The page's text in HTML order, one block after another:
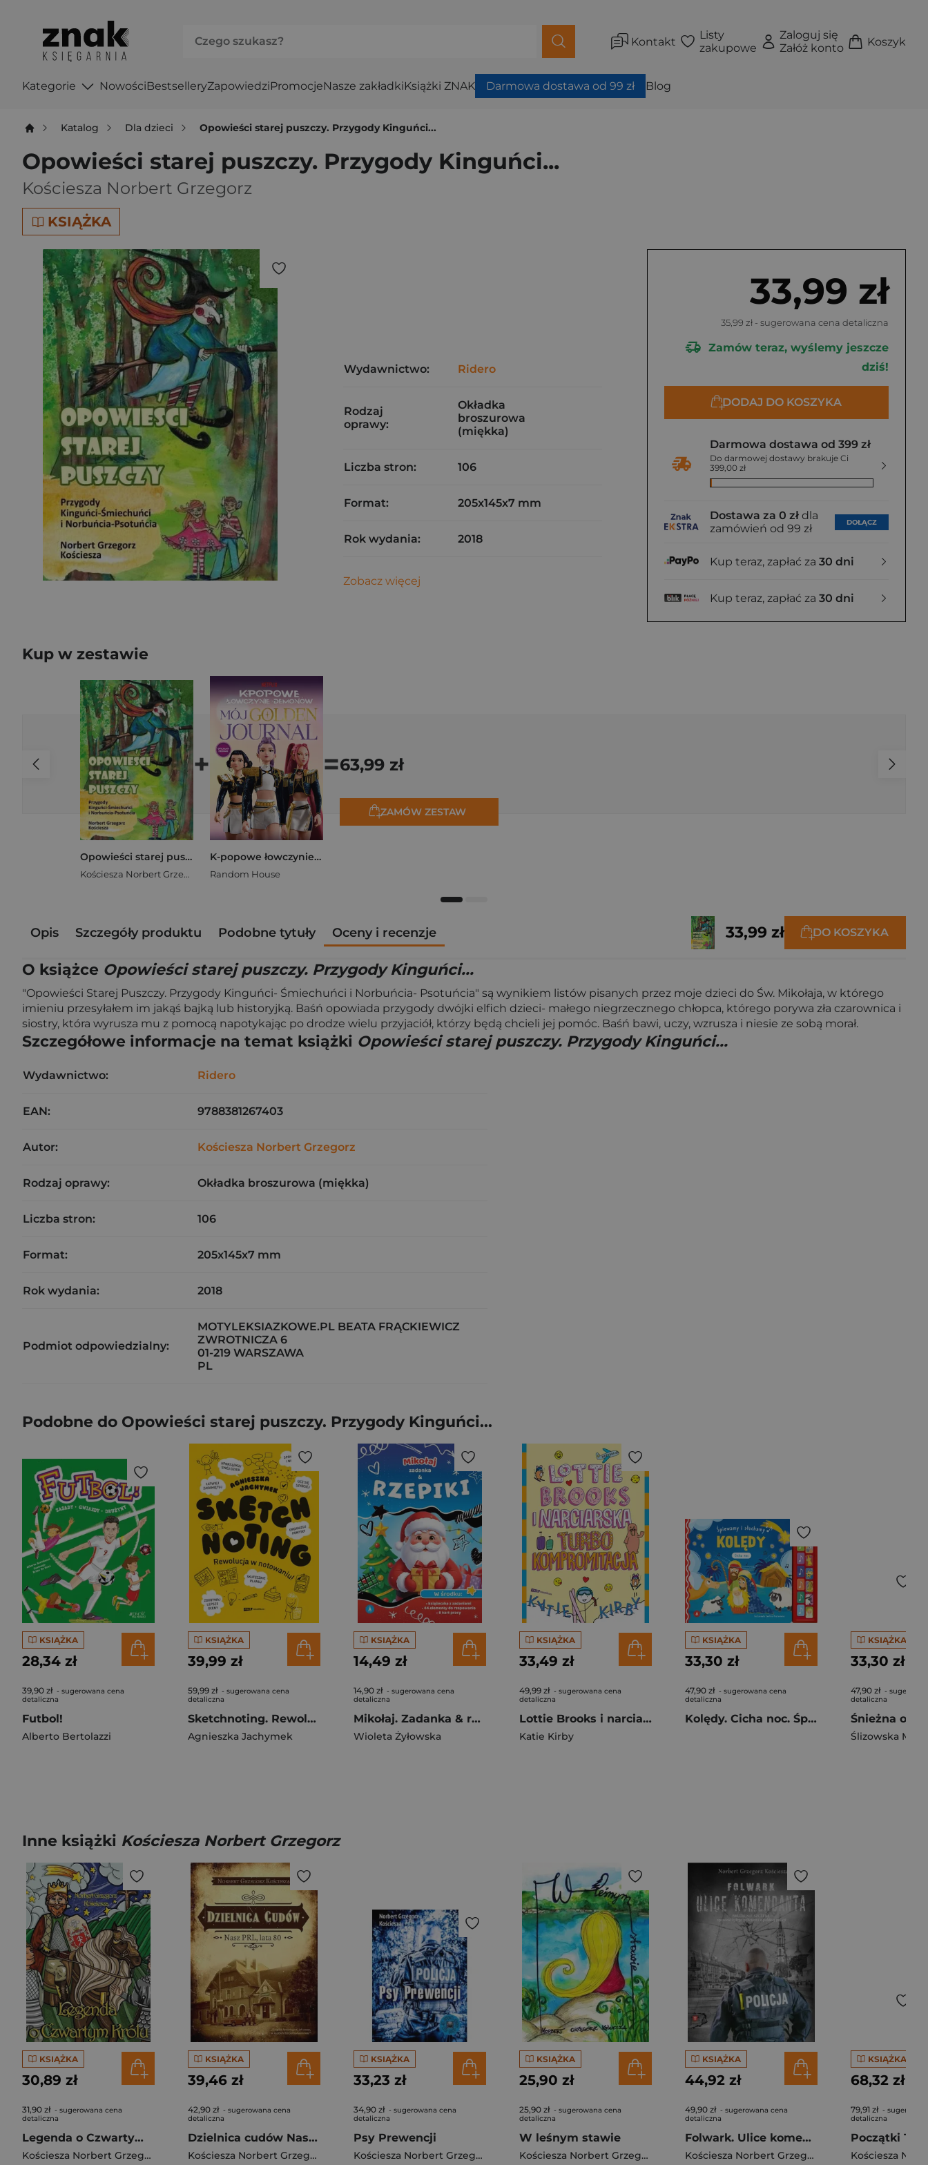
Kontakt
Listy
zakupowe
Zaloguj się
Załóż konto
Koszyk
Kategorie NowościBestselleryZapowiedziPromocjeNasze zakładkiKsiążki ZNAK Darmowa dostawa od 99 zł Blog
Katalog Dla dzieci Opowieści starej puszczy. Przygody Kinguńci...
Opowieści starej puszczy. Przygody Kinguńci...
Kościesza Norbert Grzegorz
KSIĄŻKA
33,99 zł
35,99 zł - sugerowana cena detaliczna
Zamów teraz, wyślemy jeszcze
dziś!
DODAJ DO KOSZYKA
Darmowa dostawa od 399 zł
Do darmowej dostawy brakuje Ci
399,00 zł
Dostawa za 0 zł dla
zamówień od 99 zł
DOŁĄCZ
Kup teraz, zapłać za 30 dni
Kup teraz, zapłać za 30 dni
Wydawnictwo: Ridero
Rodzaj
oprawy:
Okładka
broszurowa
(miękka)
Liczba stron: 106
Format: 205x145x7 mm
Rok wydania: 2018
Zobacz więcej
Kup w zestawie
Opowieści starej puszczy. Przygody Kinguńci...
Kościesza Norbert Grzegorz
+
K-popowe łowczynie demonów. Mój golden journal. Oficjalny dziennik
Random House
=63,99 zł
ZAMÓW ZESTAW
Opis Szczegóły produktu Podobne tytuły Oceny i recenzje 33,99 zł DO KOSZYKA
O książce Opowieści starej puszczy. Przygody Kinguńci...
"Opowieści Starej Puszczy. Przygody Kinguńci- Śmiechuńci i Norbuńcia- Psotuńcia" są wynikiem listów pisanych przez moje dzieci do Św. Mikołaja, w którego
imieniu przesyłałem im jakąś bajką lub historyjką. Baśń opowiada przygody dwójki elfich dzieci- małego niegrzecznego chłopca, którego porywa zła czarownica i
siostry, która wyrusza mu z pomocą napotykając po drodze wielu przyjaciół, którzy będą chcieli jej pomóc. Baśń bawi, uczy, wzrusza i niesie ze sobą morał.
Szczegółowe informacje na temat książki Opowieści starej puszczy. Przygody Kinguńci...
Wydawnictwo: Ridero
EAN: 9788381267403
Autor: Kościesza Norbert Grzegorz
Rodzaj oprawy: Okładka broszurowa (miękka)
Liczba stron: 106
Format: 205x145x7 mm
Rok wydania: 2018
Podmiot odpowiedzialny:
MOTYLEKSIAZKOWE.PL BEATA FRĄCKIEWICZ
ZWROTNICZA 6
01-219 WARSZAWA
PL
Podobne do Opowieści starej puszczy. Przygody Kinguńci...
KSIĄŻKA
28,34 zł
39,90 zł - sugerowana cena
detaliczna
Futbol!
Alberto Bertolazzi
KSIĄŻKA
39,99 zł
59,99 zł - sugerowana cena
detaliczna
Sketchnoting. Rewolucja w notowaniu
Agnieszka Jachymek
KSIĄŻKA
14,49 zł
14,90 zł - sugerowana cena
detaliczna
Mikołaj. Zadanka & rzepiki
Wioleta Żyłowska
KSIĄŻKA
33,49 zł
49,99 zł - sugerowana cena
detaliczna
Lottie Brooks i narciarska turbo kompromitacja
Katie Kirby
KSIĄŻKA
33,30 zł
47,90 zł - sugerowana cena
detaliczna
Kolędy. Cicha noc. Śpiewamy i słuchamy
KSIĄŻKA
33,30 zł
47,90 zł -
detaliczna
Ślizowska
Inne książki Kościesza Norbert Grzegorz
KSIĄŻKA
30,89 zł
31,90 zł - sugerowana cena
detaliczna
Legenda o Czwartym Królu
Kościesza Norbert Grzegorz
KSIĄŻKA
39,46 zł
42,90 zł - sugerowana cena
detaliczna
Dzielnica cudów Nasz PRL, lata 80
Kościesza Norbert Grzegorz
KSIĄŻKA
33,23 zł
34,90 zł - sugerowana cena
detaliczna
Psy Prewencji
Kościesza Norbert Grzegorz
KSIĄŻKA
25,90 zł
25,90 zł - sugerowana cena
detaliczna
W leśnym stawie
Kościesza Norbert Grzegorz
KSIĄŻKA
44,92 zł
49,90 zł - sugerowana cena
detaliczna
Folwark. Ulice komendanta
Kościesza Norbert Grzegorz
KSIĄŻKA
68,32 zł
79,91 zł -
detaliczna